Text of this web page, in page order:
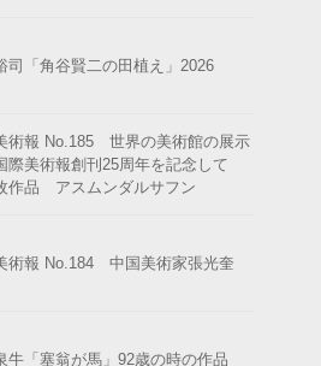
司「角谷賢二の田植え」2026
術報 No.185 世界の美術館の展示
美術報創刊25周年を記念して
作品 アスムンダルサフン
術報 No.184 中国美術家張光奎
牛「塞翁が馬」92歳の時の作品